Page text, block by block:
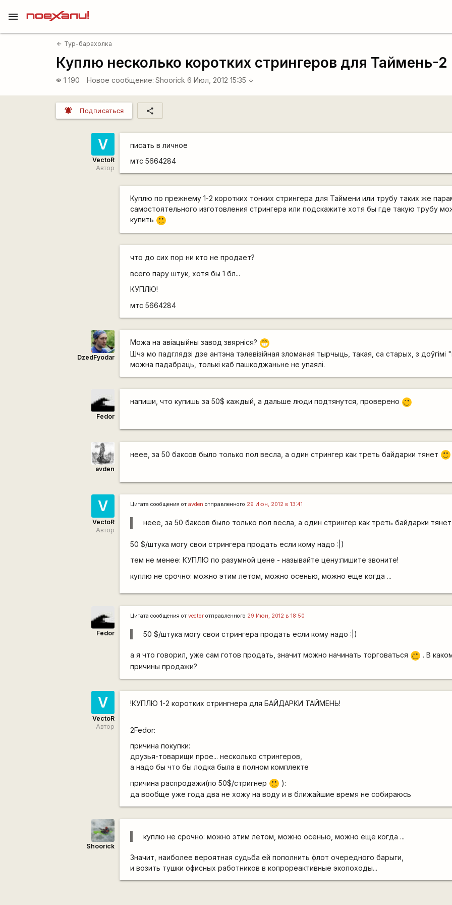
menu
arrow_back Тур-барахолка
Куплю несколько коротких стрингеров для Таймень-2
visibility 1 190 Новое сообщение: Shoorick 6 Июл, 2012 15:35 arrow_downward
notifications_active Подписаться share
V
VectoR
Автор
писать в личное
мтс 5664284
Куплю по прежнему 1-2 коротких тонких стрингера для Таймени или трубу таких же
самостоятельного изготовления стрингера или подскажите хотя бы где такую трубу
купить
:)
что до сих пор ни кто не продает?
всего пару штук, хотя бы 1 бл...
КУПЛЮ!
мтс 5664284
DzedFyodar
Можа на авіацыйны завод звярніся? ;D
Шчэ мо падглядзі дзе антэна тэлевізійная зломаная тырчыць, такая, са старых, з доўгімі
можна падабраць, толькі каб пашкоджаньне не упаялі.
Fedor
напиши, что купишь за 50$ каждый, а дальше люди подтянутся, проверено ;)
avden
неее, за 50 баксов было только пол весла, а один стрингер как треть байдарки тянет :)
V
VectoR
Автор
Цитата сообщения отavden отправленного 29 Июн, 2012 в 13:41
неее, за 50 баксов было только пол весла, а один стрингер как треть байдарки тянет
50 $/штука могу свои стрингера продать если кому надо :|)
тем не менее: КУПЛЮ по разумной цене - называйте цену:пишите звоните!
куплю не срочно: можно этим летом, можно осенью, можно еще когда ...
Fedor
Цитата сообщения отvector отправленного 29 Июн, 2012 в 18:50
50 $/штука могу свои стрингера продать если кому надо :|)
а я что говорил, уже сам готов продать, значит можно начинать торговаться ;)
. В
причины продажи?
V
VectoR
Автор
!КУПЛЮ 1-2 коротких стрингнера для БАЙДАРКИ ТАЙМЕНЬ!
2Fedor:
причина покупки:
друзья-товарищи прое... несколько стрингеров,
а надо бы что бы лодка была в полном комплекте
причина распродажи(по 50$/стригнер
:)
):
да вообще уже года два не хожу на воду и в ближайшие время не собираюсь
Shoorick
куплю не срочно: можно этим летом, можно осенью, можно еще когда ...
Значит, наиболее вероятная судьба ей пополнить флот очередного барыги,
и возить тушки офисных работников в копрореактивные экопоходы...